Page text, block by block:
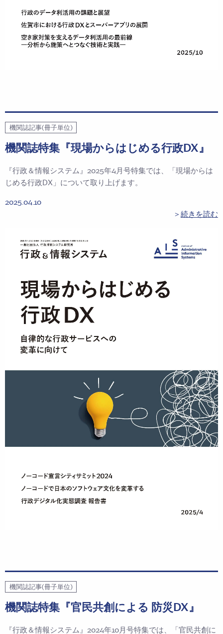
機関誌記事(冊子単位)
機関誌特集『現場からはじめる行政DX』
『行政＆情報システム』2025年4月号特集では、「現場からは
じめる行政DX」について取り上げます。
2025.04.10
＞ 続きを読む
機関誌記事(冊子単位)
機関誌特集『官民共創による 防災DX』
『行政＆情報システム』2024年10月号特集では、「官民共創に